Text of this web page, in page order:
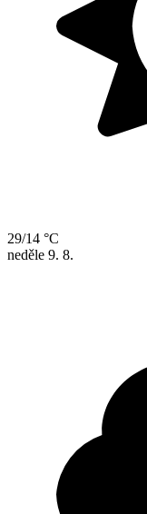
29/14 °C
neděle 9. 8.